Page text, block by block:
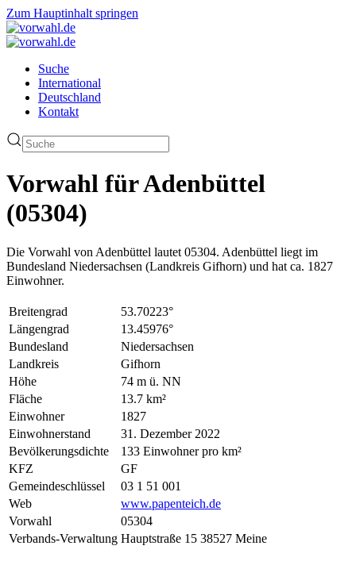
Zum Hauptinhalt springen
Suche
International
Deutschland
Kontakt
Vorwahl für Adenbüttel
(05304)
Die Vorwahl von Adenbüttel lautet 05304. Adenbüttel liegt im
Bundesland Niedersachsen (Landkreis Gifhorn) und hat ca. 1827
Einwohner.
Breitengrad
53.70223°
Längengrad
13.45976°
Bundesland
Niedersachsen
Landkreis
Gifhorn
Höhe
74 m ü. NN
Fläche
13.7 km²
Einwohner
1827
Einwohnerstand
31. Dezember 2022
Bevölkerungsdichte
133 Einwohner pro km²
KFZ
GF
Gemeindeschlüssel
03 1 51 001
Web
www.papenteich.de
Vorwahl
05304
Verbands-Verwaltung Hauptstraße 15 38527 Meine